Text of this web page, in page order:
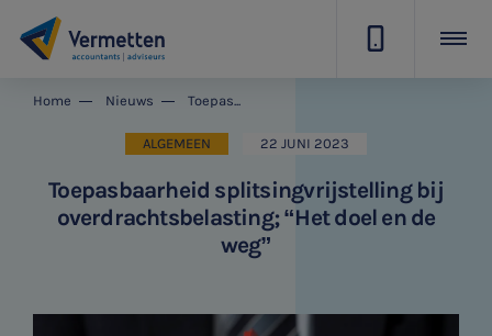
Home Nieuws Toepasbaarheid splitsingvrijstelling bij overdrachtsbelasting; “Het doel en de weg”
ALGEMEEN 22 JUNI 2023
Toepasbaarheid splitsingvrijstelling bij
overdrachtsbelasting; “Het doel en de
weg”